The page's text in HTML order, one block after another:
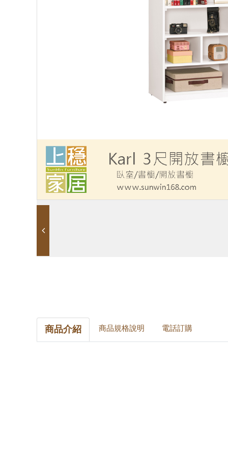
商品介紹 商品規格說明 電話訂購